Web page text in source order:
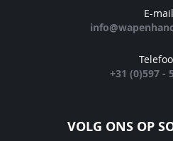
E-mail
+31 (0)597 -
VOLG ONS OP